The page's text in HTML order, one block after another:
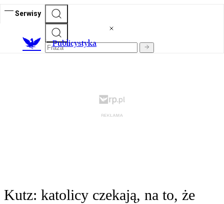
Serwisy
Publicystyka
Kutz: katolicy czekają, na to, że